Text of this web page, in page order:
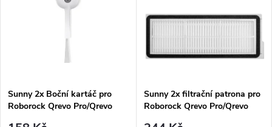
p
s
p
Sunny 2x Boční kartáč pro
Roborock Qrevo Pro/Qrevo
Sunny 2x filtrační patrona pro
Roborock Qrevo Pro/Qrevo